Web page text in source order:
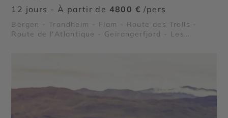
12 jours - À partir de 4800 € /pers
Bergen - Trondheim - Flam - Route des Trolls -
Route de l'Atlantique - Geirangerfjord - Les